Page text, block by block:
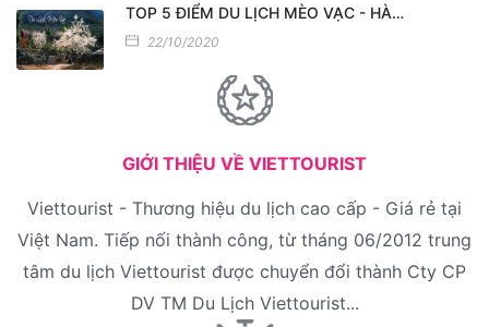
TOP 5 ĐIỂM DU LỊCH MÈO VẠC - HÀ…
22/10/2020
GIỚI THIỆU VỀ VIETTOURIST
Viettourist - Thương hiệu du lịch cao cấp - Giá rẻ tại
Việt Nam. Tiếp nối thành công, từ tháng 06/2012 trung
tâm du lịch Viettourist được chuyển đổi thành Cty CP
DV TM Du Lịch Viettourist...